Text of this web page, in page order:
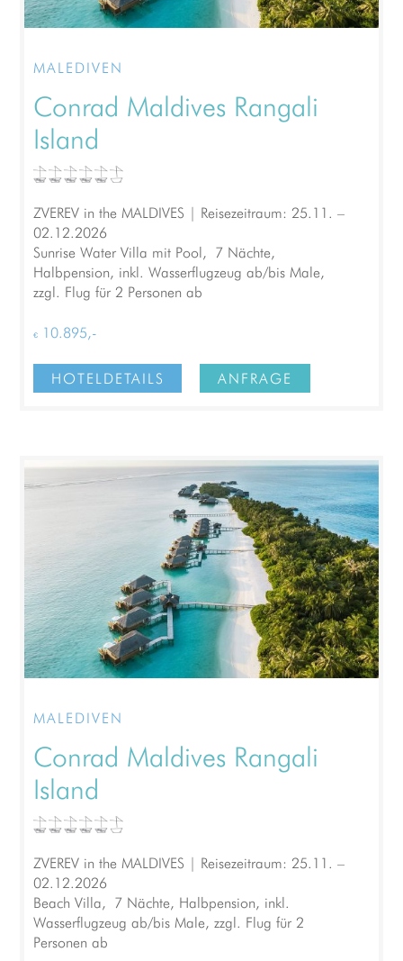
MALEDIVEN
Conrad Maldives Rangali
Island
ZVEREV in the MALDIVES | Reisezeitraum: 25.11. –
02.12.2026
Sunrise Water Villa mit Pool, 7 Nächte,
Halbpension, inkl. Wasserflugzeug ab/bis Male,
zzgl. Flug für 2 Personen ab
€ 10.895,-
HOTELDETAILS ANFRAGE
MALEDIVEN
Conrad Maldives Rangali
Island
ZVEREV in the MALDIVES | Reisezeitraum: 25.11. –
02.12.2026
Beach Villa, 7 Nächte, Halbpension, inkl.
Wasserflugzeug ab/bis Male, zzgl. Flug für 2
Personen ab